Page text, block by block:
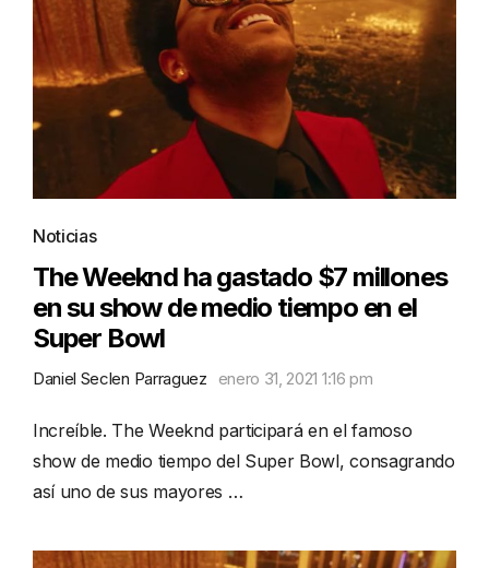
Noticias
The Weeknd ha gastado $7 millones
en su show de medio tiempo en el
Super Bowl
Daniel Seclen Parraguez enero 31, 2021 1:16 pm
Increíble. The Weeknd participará en el famoso
show de medio tiempo del Super Bowl, consagrando
así uno de sus mayores …